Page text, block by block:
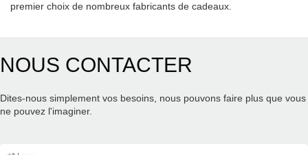
premier choix de nombreux fabricants de cadeaux.
NOUS CONTACTER
Dites-nous simplement vos besoins, nous pouvons faire plus que vous
ne pouvez l'imaginer.